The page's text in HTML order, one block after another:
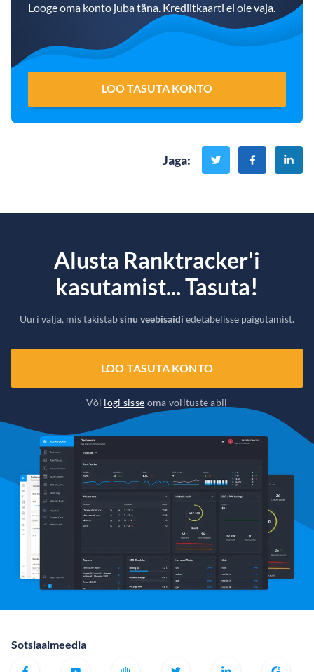
Looge oma konto juba täna. Krediitkaarti ei ole vaja.
LOO TASUTA KONTO
Jaga:
Alusta Ranktracker'i
kasutamist... Tasuta!
Uuri välja, mis takistabsinu veebisaidi edetabelisse paigutamist.
LOO TASUTA KONTO
Või logi sisse oma volituste abil
Sotsiaalmeedia